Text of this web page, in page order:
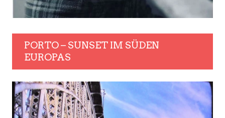
PORTO – SUNSET IM SÜDEN
EUROPAS